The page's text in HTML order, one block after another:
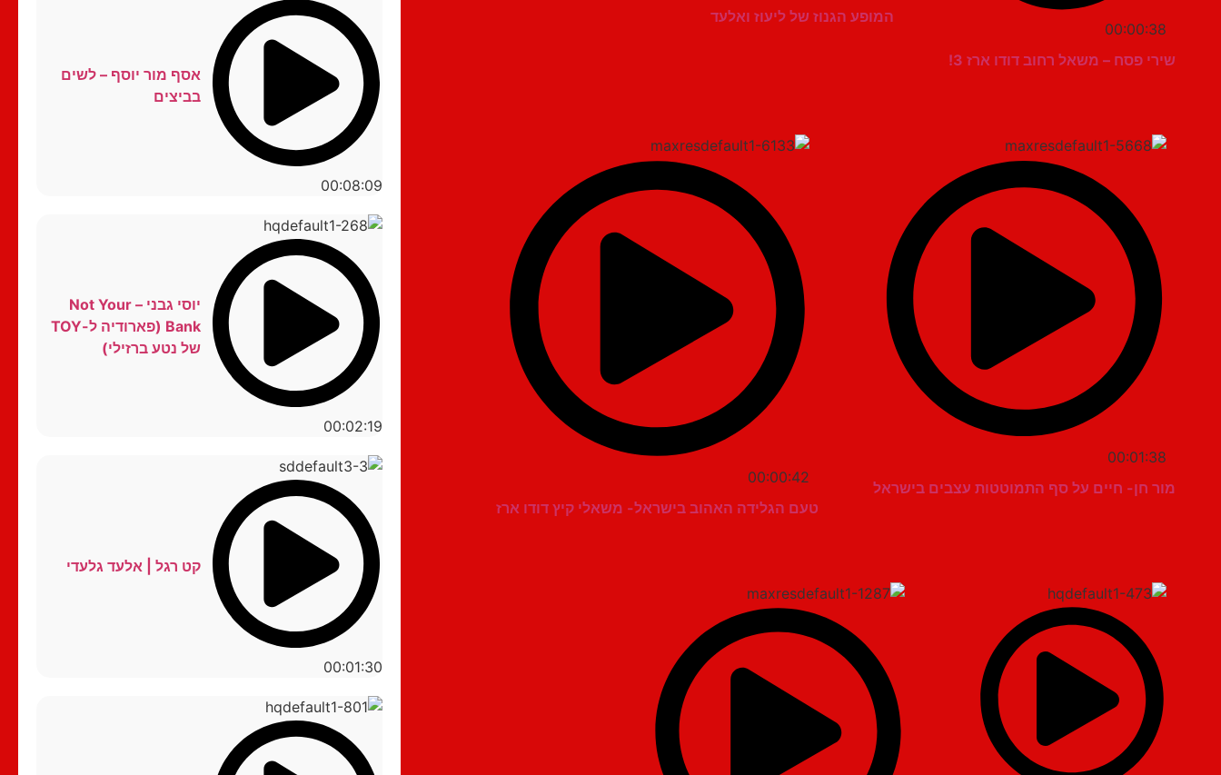
00:00:38
שירי פסח – משאל רחוב דודו ארז 3!
המופע הגנוז של ליעוז ואלעד
00:01:38
מור חן- חיים על סף התמוטטות עצבים בישראל
00:00:42
טעם הגלידה האהוב בישראל- משאלי קיץ דודו ארז
00:08:09
אסף מור יוסף – לשים
בביצים
00:02:19
יוסי גבני – Not Your
Bank (פארודיה ל-TOY
של נטע ברזילי)
00:01:30
קט רגל | אלעד גלעדי